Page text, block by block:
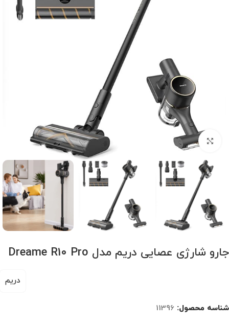
برای بزرگنمایی کلیک کنید
جارو شارژی عصایی دریم مدل Dreame R10 Pro
دریم
شناسه محصول: 11396